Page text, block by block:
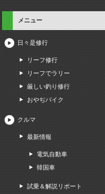
メニュー
日々是修行
リーフ修行
リーフでラリー
厳しい釣り修行
おやぢバイク
クルマ
最新情報
電気自動車
韓国車
試乗＆解説リポート